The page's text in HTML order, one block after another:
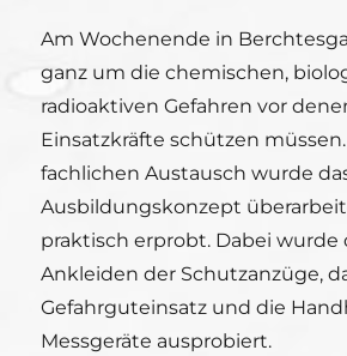
Am Wochenende in
ganz um die chemischen,
radioaktiven Gefahren vor
Einsatzkräfte schützen
fachlichen Austausch wurde
Ausbildungskonzept
praktisch erprobt. Dabei wurde
Ankleiden der Schutzanzüge,
Gefahrguteinsatz und die
Messgeräte ausprobiert.